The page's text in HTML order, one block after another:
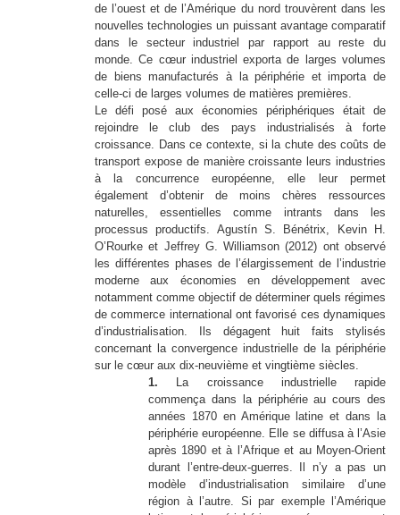
de l’ouest et de l’Amérique du nord trouvèrent dans les
nouvelles technologies un puissant avantage comparatif
dans le secteur industriel par rapport au reste du
monde. Ce cœur industriel exporta de larges volumes
de biens manufacturés à la périphérie et importa de
celle-ci de larges volumes de matières premières.
Le défi posé aux économies périphériques était de
rejoindre le club des pays industrialisés à forte
croissance. Dans ce contexte, si la chute des coûts de
transport expose de manière croissante leurs industries
à la concurrence européenne, elle leur permet
également d’obtenir de moins chères ressources
naturelles, essentielles comme intrants dans les
processus productifs. Agustín S. Bénétrix, Kevin H.
O’Rourke et Jeffrey G. Williamson (2012) ont observé
les différentes phases de l’élargissement de l’industrie
moderne aux économies en développement avec
notamment comme objectif de déterminer quels régimes
de commerce international ont favorisé ces dynamiques
d’industrialisation. Ils dégagent huit faits stylisés
concernant la convergence industrielle de la périphérie
sur le cœur aux dix-neuvième et vingtième siècles.
1. La croissance industrielle rapide
commença dans la périphérie au cours des
années 1870 en Amérique latine et dans la
périphérie européenne. Elle se diffusa à l’Asie
après 1890 et à l’Afrique et au Moyen-Orient
durant l’entre-deux-guerres. Il n’y a pas un
modèle d’industrialisation similaire d’une
région à l’autre. Si par exemple l’Amérique